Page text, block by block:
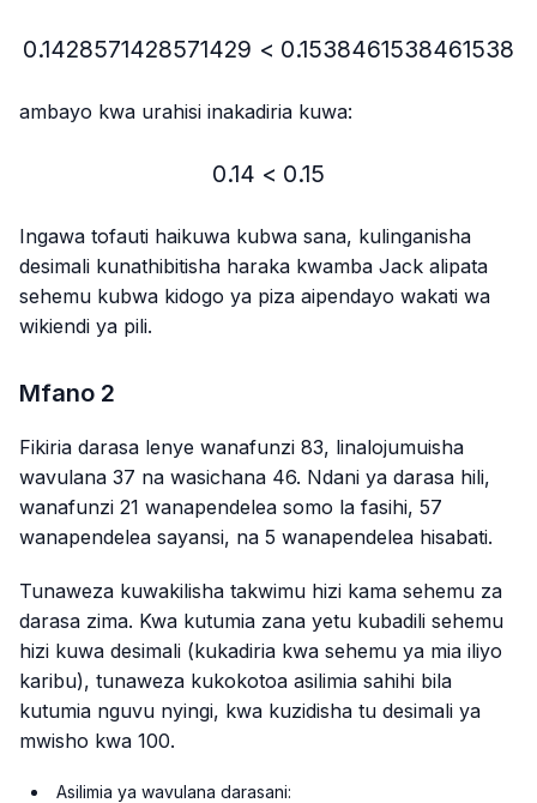
0.1428571428571429 <
0.1428571428571429 < 0.1538461538461538
ambayo kwa urahisi inakadiria kuwa:
0.14 < 0.15
0.14 < 0.15
Ingawa tofauti haikuwa kubwa sana, kulinganisha
desimali kunathibitisha haraka kwamba Jack alipata
sehemu kubwa kidogo ya piza aipendayo wakati wa
wikiendi ya pili.
Mfano 2
Fikiria darasa lenye wanafunzi 83, linalojumuisha
wavulana 37 na wasichana 46. Ndani ya darasa hili,
wanafunzi 21 wanapendelea somo la fasihi, 57
wanapendelea sayansi, na 5 wanapendelea hisabati.
Tunaweza kuwakilisha takwimu hizi kama sehemu za
darasa zima. Kwa kutumia zana yetu kubadili sehemu
hizi kuwa desimali (kukadiria kwa sehemu ya mia iliyo
karibu), tunaweza kukokotoa asilimia sahihi bila
kutumia nguvu nyingi, kwa kuzidisha tu desimali ya
mwisho kwa 100.
Asilimia ya wavulana darasani: